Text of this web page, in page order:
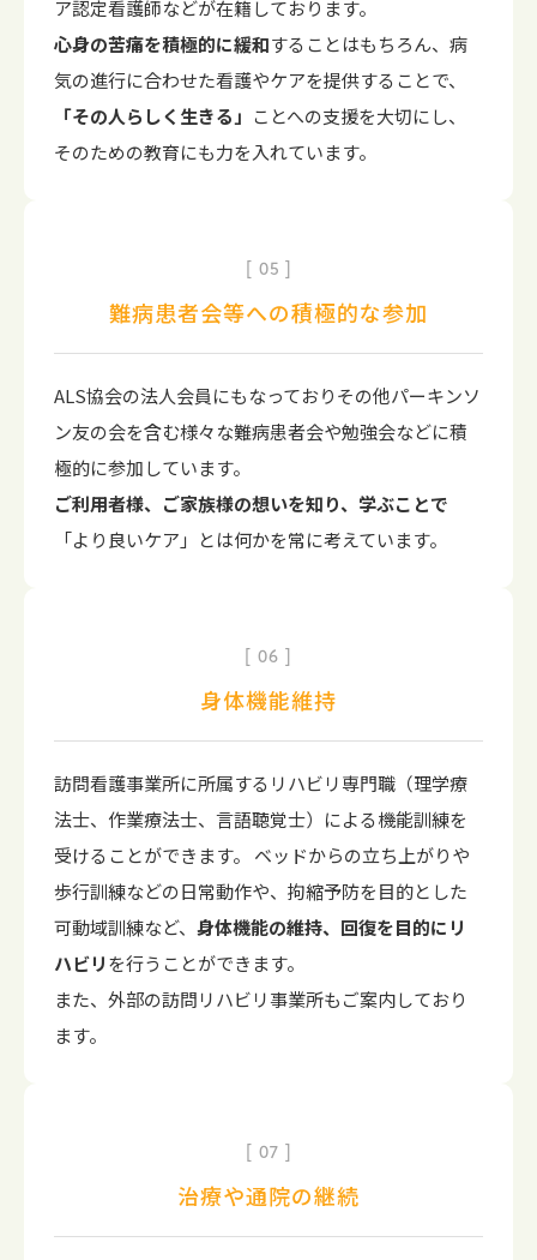
ア認定看護師などが在籍しております。
心身の苦痛を積極的に緩和することはもちろん、病
気の進行に合わせた看護やケアを提供することで、
「その人らしく生きる」 ことへの支援を大切にし、
そのための教育にも力を入れています。
05
難病患者会等への積極的な参加
ALS協会の法人会員にもなっておりその他パーキンソ
ン友の会を含む様々な難病患者会や勉強会などに積
極的に参加しています。
ご利用者様、ご家族様の想いを知り、学ぶことで
「より良いケア」とは何かを常に考えています。
06
身体機能維持
訪問看護事業所に所属するリハビリ専門職（理学療
法士、作業療法士、言語聴覚士）による機能訓練を
受けることができます。 ベッドからの立ち上がりや
歩行訓練などの日常動作や、拘縮予防を目的とした
可動域訓練など、 身体機能の維持、回復を目的にリ
ハビリを行うことができます。
また、外部の訪問リハビリ事業所もご案内しており
ます。
07
治療や通院の継続